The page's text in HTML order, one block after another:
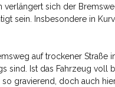
verlängert sich der
sein. Insbesondere in
auf trockener
sind. Ist das Fahrzeug voll
gravierend, doch auch